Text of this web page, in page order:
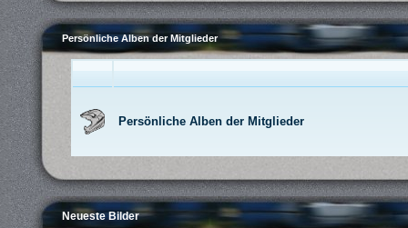
Persönliche Alben der Mitglieder
Persönliche Alben der Mitglieder
Neueste Bilder